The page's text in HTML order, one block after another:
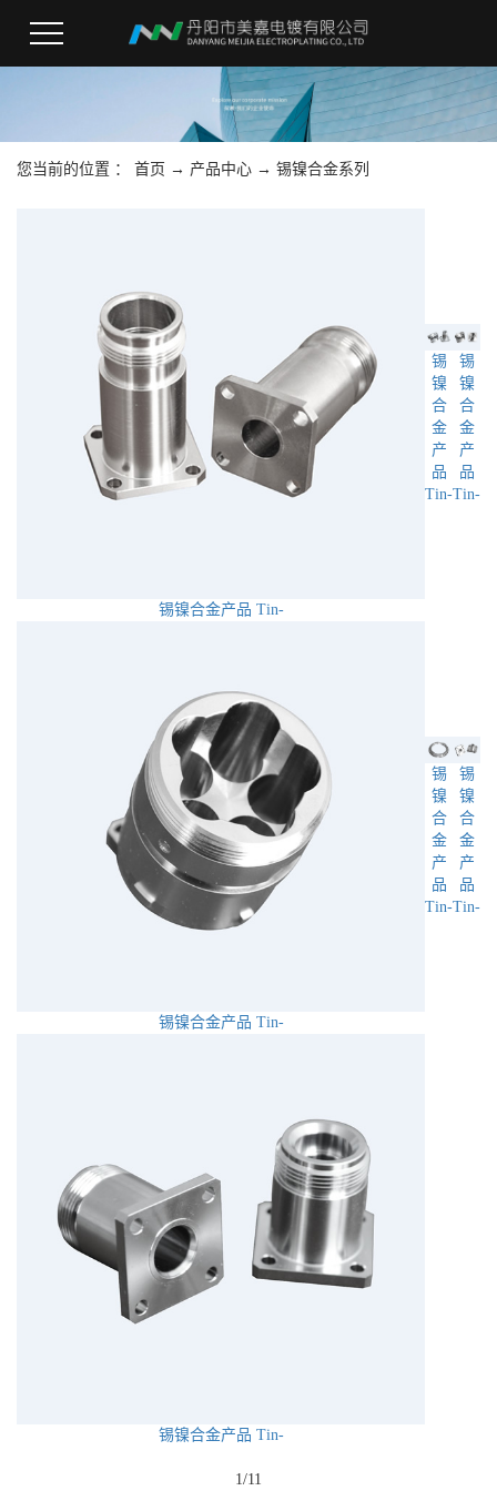
您当前的位置 ： 首页 → 产品中心 → 锡镍合金系列
锡镍合金产品 Tin-
锡
镍
合
金
产
品
Tin-
锡
镍
合
金
产
品
Tin-
锡镍合金产品 Tin-
锡
镍
合
金
产
品
Tin-
锡
镍
合
金
产
品
Tin-
锡镍合金产品 Tin-
1/11